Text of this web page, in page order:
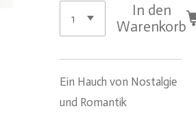
In den
Warenkorb
Ein Hauch von Nostalgie
und Romantik